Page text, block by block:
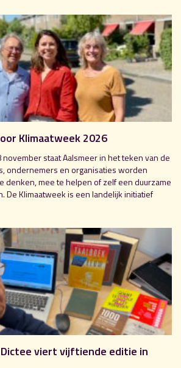
Klimaatweek 2026
staat Aalsmeer in het teken van de
ondernemers en organisaties worden
denken, mee te helpen of zelf een duurzame
De Klimaatweek is een landelijk initiatief
viert vijftiende editie in